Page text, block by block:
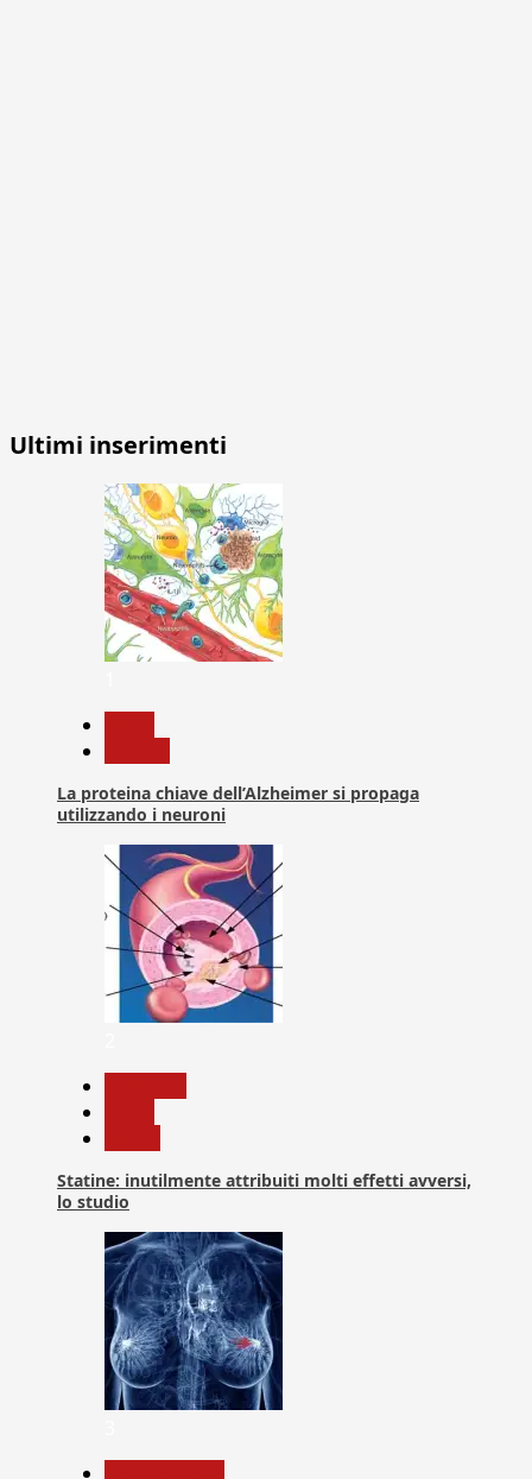
Ultimi inserimenti
La proteina chiave dell’Alzheimer si propaga
utilizzando i neuroni
Statine: inutilmente attribuiti molti effetti avversi,
lo studio